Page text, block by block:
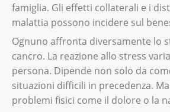
famiglia. Gli effetti collaterali e i
malattia possono incidere sul
Ognuno affronta diversamente lo
cancro. La reazione allo stress
persona. Dipende non solo da
situazioni difficili in precedenza.
problemi fisici come il dolore o la